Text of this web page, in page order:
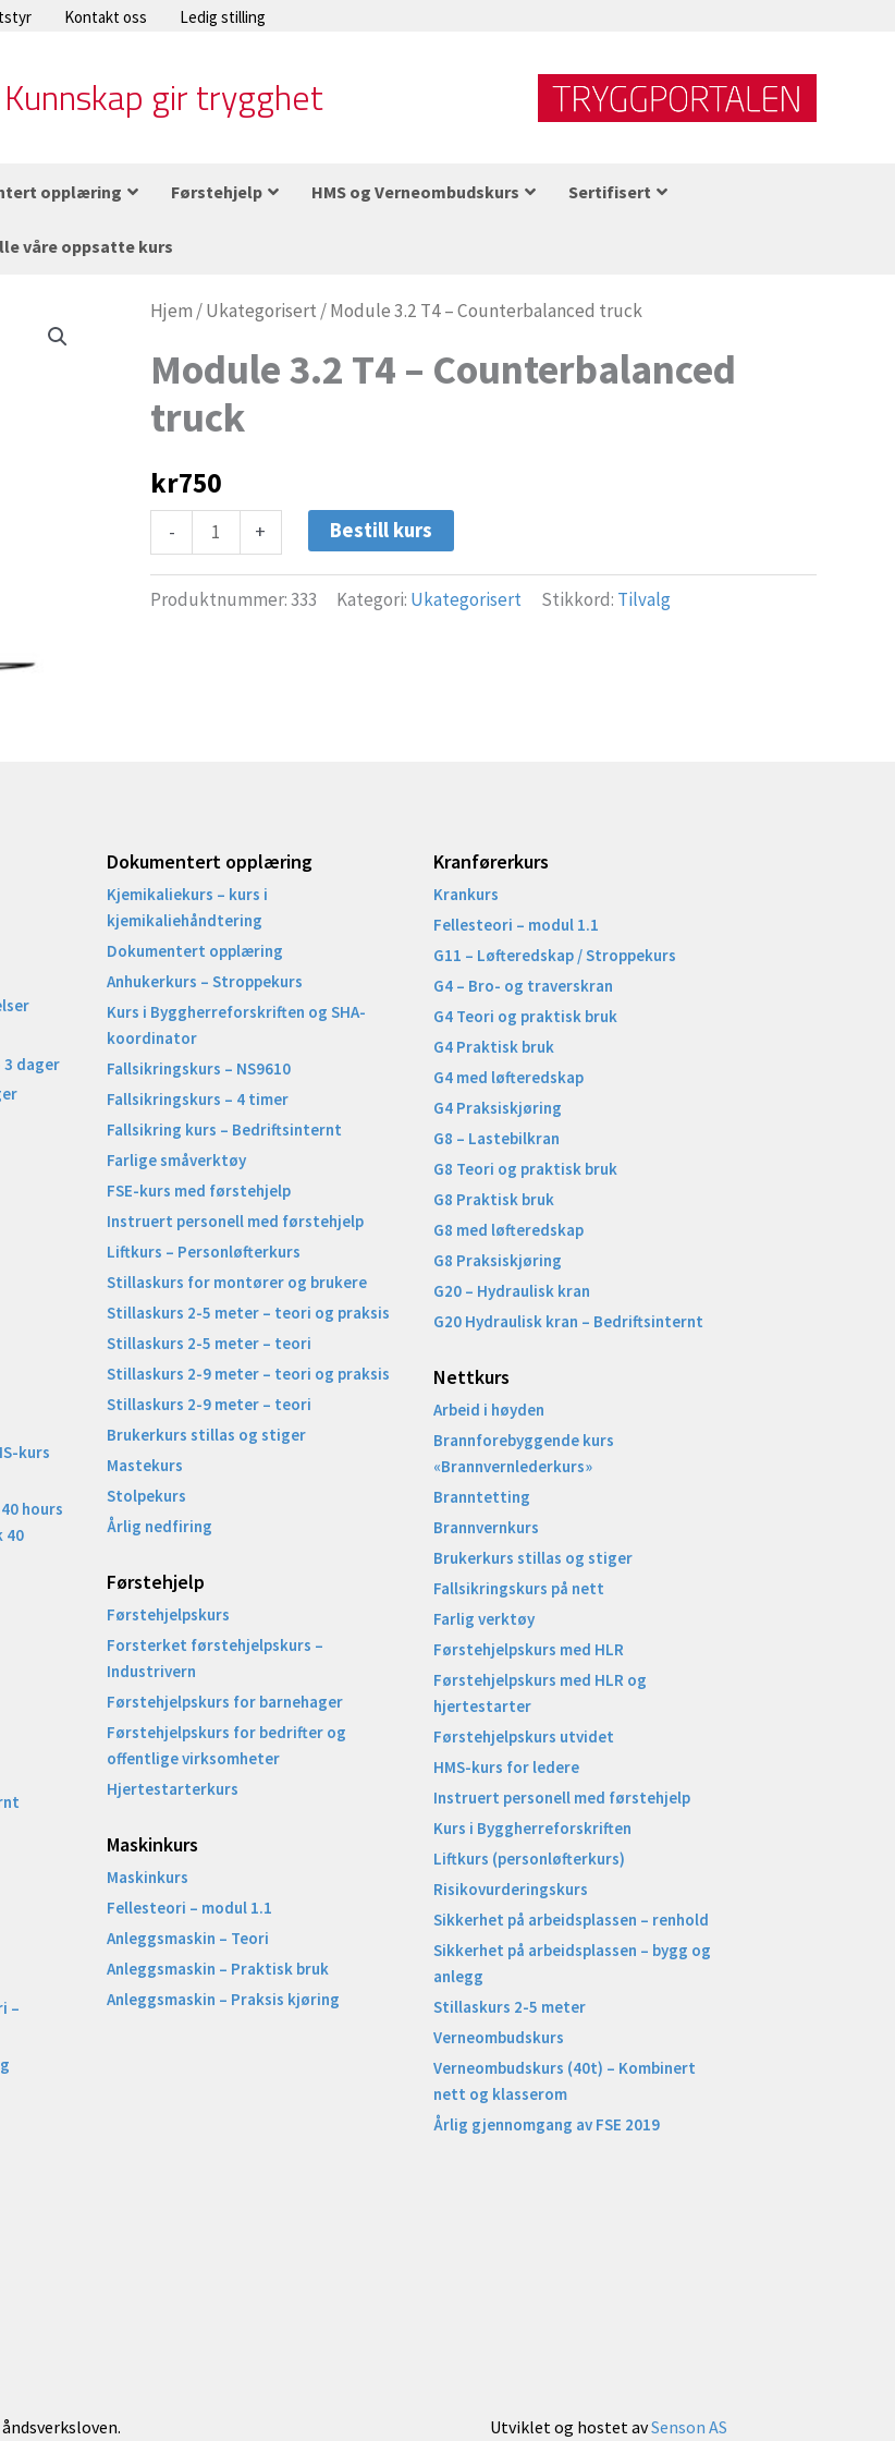
Kontakt oss Ledig stilling
Kunnskap gir trygghet
opplæring Førstehjelp HMS og Verneombudskurs Sertifisert
våre oppsatte kurs
Hjem /Ukategorisert / Module 3.2 T4 – Counterbalanced truck
Module 3.2 T4 – Counterbalanced
truck
kr750
-
Module
T4
–
Counterbalanced
truck
antall
+
Bestill kurs
Produktnummer:333 Kategori: Ukategorisert Stikkord: Tilvalg
dager
kurs
hours
40
–
Dokumentert opplæring
Kjemikaliekurs – kurs i
kjemikaliehåndtering
Dokumentert opplæring
Anhukerkurs – Stroppekurs
Kurs i Byggherreforskriften og SHA-
koordinator
Fallsikringskurs – NS9610
Fallsikringskurs – 4 timer
Fallsikring kurs – Bedriftsinternt
Farlige småverktøy
FSE-kurs med førstehjelp
Instruert personell med førstehjelp
Liftkurs – Personløfterkurs
Stillaskurs for montører og brukere
Stillaskurs 2-5 meter – teori og praksis
Stillaskurs 2-5 meter – teori
Stillaskurs 2-9 meter – teori og praksis
Stillaskurs 2-9 meter – teori
Brukerkurs stillas og stiger
Mastekurs
Stolpekurs
Årlig nedfiring
Førstehjelp
Førstehjelpskurs
Forsterket førstehjelpskurs –
Industrivern
Førstehjelpskurs for barnehager
Førstehjelpskurs for bedrifter og
offentlige virksomheter
Hjertestarterkurs
Maskinkurs
Maskinkurs
Fellesteori – modul 1.1
Anleggsmaskin – Teori
Anleggsmaskin – Praktisk bruk
Anleggsmaskin – Praksis kjøring
Kranførerkurs
Krankurs
Fellesteori – modul 1.1
G11 – Løfteredskap / Stroppekurs
G4 – Bro- og traverskran
G4 Teori og praktisk bruk
G4 Praktisk bruk
G4 med løfteredskap
G4 Praksiskjøring
G8 – Lastebilkran
G8 Teori og praktisk bruk
G8 Praktisk bruk
G8 med løfteredskap
G8 Praksiskjøring
G20 – Hydraulisk kran
G20 Hydraulisk kran – Bedriftsinternt
Nettkurs
Arbeid i høyden
Brannforebyggende kurs
«Brannvernlederkurs»
Branntetting
Brannvernkurs
Brukerkurs stillas og stiger
Fallsikringskurs på nett
Farlig verktøy
Førstehjelpskurs med HLR
Førstehjelpskurs med HLR og
hjertestarter
Førstehjelpskurs utvidet
HMS-kurs for ledere
Instruert personell med førstehjelp
Kurs i Byggherreforskriften
Liftkurs (personløfterkurs)
Risikovurderingskurs
Sikkerhet på arbeidsplassen – renhold
Sikkerhet på arbeidsplassen – bygg og
anlegg
Stillaskurs 2-5 meter
Verneombudskurs
Verneombudskurs (40t) – Kombinert
nett og klasserom
Årlig gjennomgang av FSE 2019
Utviklet og hostet avSenson AS